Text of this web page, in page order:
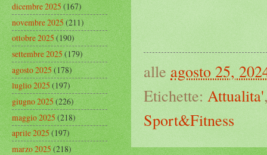
alle agosto 25,
Etichette: Attualita'
Sport&Fitness
dicembre 2025(167)
novembre 2025(211)
ottobre 2025(190)
settembre 2025(179)
agosto 2025(178)
luglio 2025(197)
giugno 2025(226)
maggio 2025(218)
aprile 2025(197)
marzo 2025(218)